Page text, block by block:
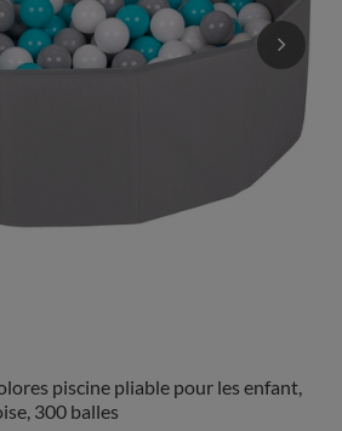
piscine pliable pour les enfant,
300 balles